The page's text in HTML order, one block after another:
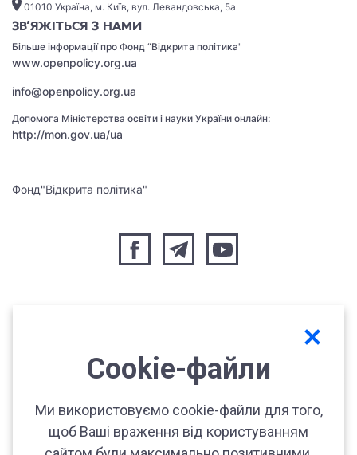
Сookie-файли
Ми використовуємо cookie-файли для того,
щоб Ваші враження від користуванням
01010 Україна, м. Київ, вул. Левандовська, 5а
ЗВ’ЯЖІТЬСЯ З НАМИ
Бiльше iнформацiї про Фонд “Вiдкрита полiтика"
www.openpolicy.org.ua
info@openpolicy.org.ua
Допомога Міністерства освіти і науки України онлайн:
http://mon.gov.ua/ua
Фонд"Відкрита політика"
Сайт розроблено за пiдтримки